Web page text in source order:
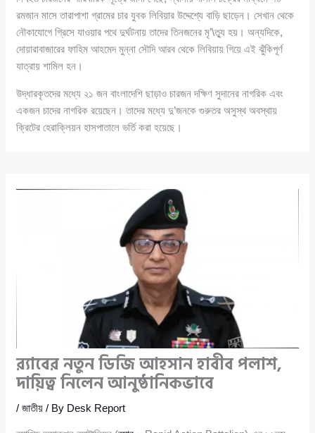
রমজান মাসে তারাপাশা গ্রামের চার যুবক লিবিয়ার উদ্দেশ্যে বাড়ি ছাড়েন। সেখান থেকে
নৌকাযোগে গ্রিসে যাওয়ার পথে দুর্ঘটনায় তাদের তিনজনের মৃ’\ত্যু হয়। অন্যদিকে,
দোয়ারাবাজারের ফাহিম আহমেদ মুন্না সৌদি আরব থেকে লিবিয়ায় গিয়ে এই ঝুঁকিপূর্ণ
যাত্রায় শামিল হন।
উদ্ধারকৃতদের মধ্যে ২১ জন বাংলাদেশি ছাড়াও চারজন দক্ষিণ সুদানের নাগরিক এবং
একজন চাদের নাগরিক রয়েছেন। তাদের মধ্যে দু’জনকে গুরুতর অসুস্থ অবস্থায়
ক্রিটের হেরাক্লিয়ন হাসপাতালে ভর্তি করা হয়েছে।
র‌্যাবের নতুন ডিজি আহসান হাবীব পলাশ,
দায়িত্ব নিলেন আনুষ্ঠানিকভাবে
/জাতীয় / By Desk Report